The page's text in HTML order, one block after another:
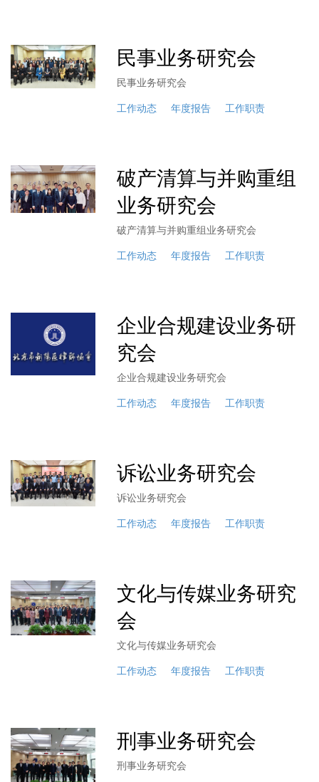
民事业务研究会
民事业务研究会
工作动态 年度报告 工作职责
破产清算与并购重组
业务研究会
破产清算与并购重组业务研究会
工作动态 年度报告 工作职责
企业合规建设业务研
究会
企业合规建设业务研究会
工作动态 年度报告 工作职责
诉讼业务研究会
诉讼业务研究会
工作动态 年度报告 工作职责
文化与传媒业务研究
会
文化与传媒业务研究会
工作动态 年度报告 工作职责
刑事业务研究会
刑事业务研究会